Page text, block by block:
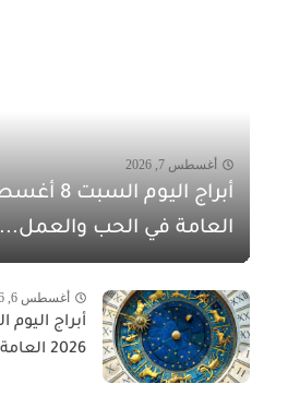
أغسطس 7, 2026
العامة في الحب والعمل...
أغسطس 6, 2026
2026 العامة في الحب والعمل...